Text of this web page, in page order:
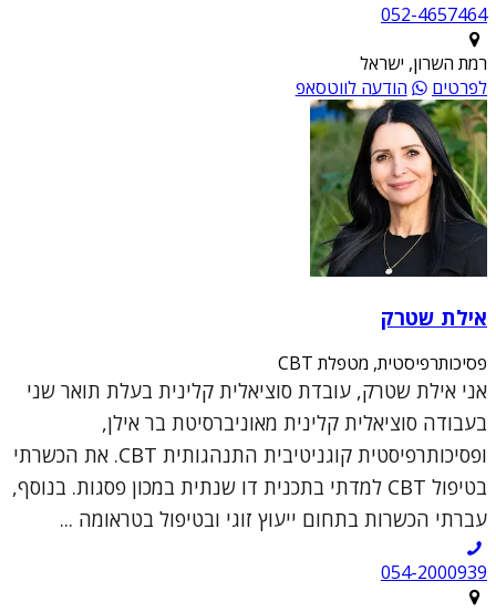
052-4657464
רמת השרון, ישראל
לפרטים
הודעה לווטסאפ
אילת שטרק
פסיכותרפיסטית, מטפלת CBT
אני אילת שטרק, עובדת סוציאלית קלינית בעלת תואר שני
בעבודה סוציאלית קלינית מאוניברסיטת בר אילן,
ופסיכותרפיסטית קוגניטיבית התנהגותית CBT. את הכשרתי
בטיפול CBT למדתי בתכנית דו שנתית במכון פסגות. בנוסף,
עברתי הכשרות בתחום ייעוץ זוגי ובטיפול בטראומה ...
054-2000939